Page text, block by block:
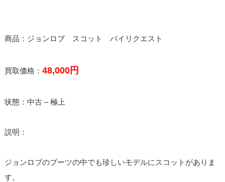
商品：ジョンロブ スコット バイリクエスト
買取価格： 48,000円
状態：中古 – 極上
説明：
ジョンロブのブーツの中でも珍しいモデルにスコットがありま
す。